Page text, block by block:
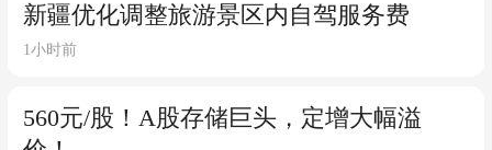
新疆优化调整旅游景区内自驾服务费
1小时前
560元/股！A股存储巨头，定增大幅溢